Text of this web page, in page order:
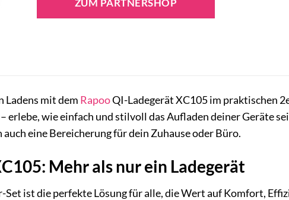
ZUM PARTNERSHOP
Ladens mit dem RapooQI-Ladegerät XC105 im praktischen
erlebe, wie einfach und stilvoll das Aufladen deiner Geräte
eine Bereicherung für dein Zuhause oder Büro.
Mehr als nur ein Ladegerät
Set ist die perfekte Lösung für alle, die Wert auf Komfort,